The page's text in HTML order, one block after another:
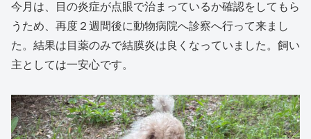
今月は、目の炎症が点眼で治まっているか確認をしてもら
うため、再度２週間後に動物病院へ診察へ行って来まし
た。結果は目薬のみで結膜炎は良くなっていました。飼い
主としては一安心です。